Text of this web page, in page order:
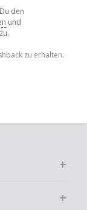
den
und
zu.
zu erhalten.